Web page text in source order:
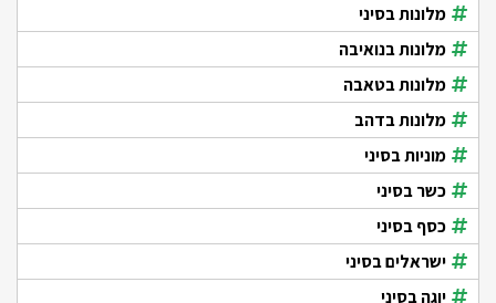
מלונות בסיני
מלונות בנואיבה
מלונות בטאבה
מלונות בדהב
מוניות בסיני
כשר בסיני
כסף בסיני
ישראלים בסיני
יוגה בסיני